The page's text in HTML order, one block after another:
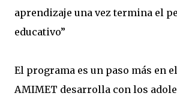
aprendizaje una vez termina el
educativo”
El programa es un paso más en
AMIMET desarrolla con los